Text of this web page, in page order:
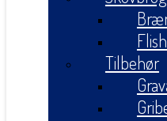
Tilbehør